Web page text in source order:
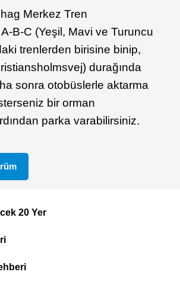
Merkez Tren
B-C (Yeşil, Mavi ve Turuncu
trenlerden birisine binip,
durağında
sonra otobüslerle aktarma
bir orman
parka varabilirsiniz.
20 Yer